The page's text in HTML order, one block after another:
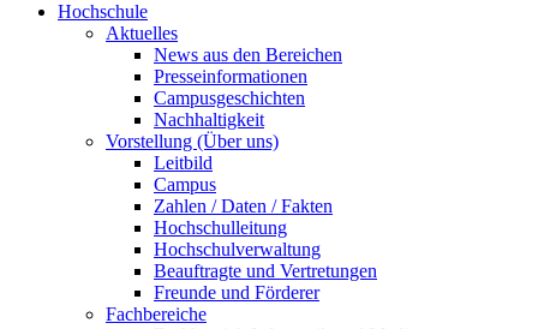
Hochschule
Aktuelles
News aus den Bereichen
Presseinformationen
Campusgeschichten
Nachhaltigkeit
Vorstellung (Über uns)
Leitbild
Campus
Zahlen / Daten / Fakten
Hochschulleitung
Hochschulverwaltung
Beauftragte und Vertretungen
Freunde und Förderer
Fachbereiche